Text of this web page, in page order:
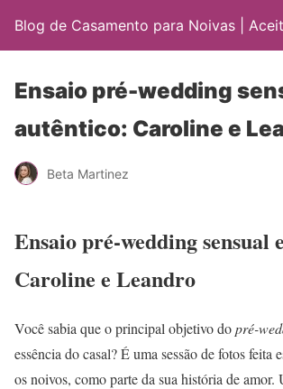
Blog de Casamento para Noivas |
Ensaio pré-wedding
autêntico: Caroline e
Beta Martinez
Ensaio pré-wedding sensual
Caroline e Leandro
Você sabia que o principal objetivo dopré-
essência do casal? É uma sessão de fotos feita
os noivos, como parte da sua história de amor.